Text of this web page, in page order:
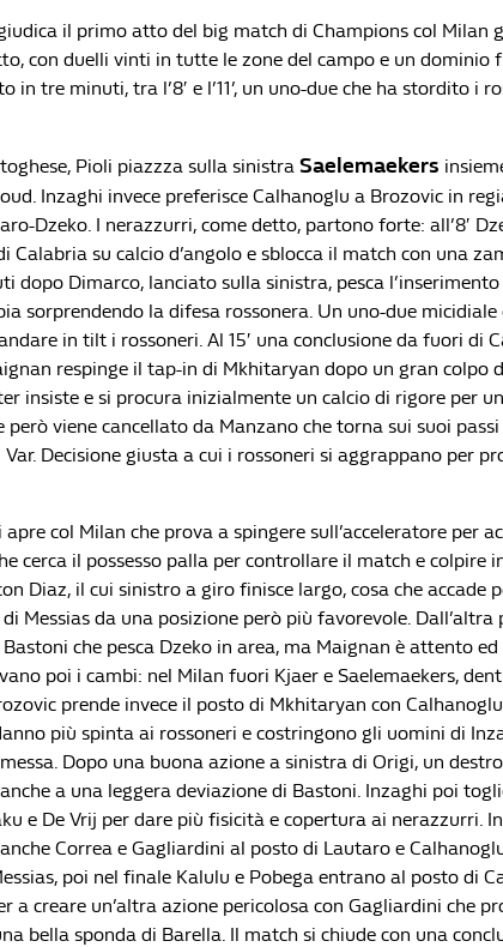
il primo atto del big match di Champions col Milan
con duelli vinti in tutte le zone del campo e un dominio
in tre minuti, tra l’8′ e l’11’, un uno-due che ha stordito i
Pioli piazzza sulla sinistra Saelemaekers
Inzaghi invece preferisce Calhanoglu a Brozovic in
Dzeko. I nerazzurri, come detto, partono forte: all’8′
Calabria su calcio d’angolo e sblocca il match con una
dopo Dimarco, lanciato sulla sinistra, pesca
sorprendendo la difesa rossonera. Un uno-due micidiale
in tilt i rossoneri. Al 15′ una conclusione da fuori di
respinge il tap-in di Mkhitaryan dopo un gran colpo
insiste e si procura inizialmente un calcio di rigore per
però viene cancellato da Manzano che torna sui suoi
Decisione giusta a cui i rossoneri si aggrappano per
apre col Milan che prova a spingere sull’acceleratore per
cerca il possesso palla per controllare il match e colpire
Diaz, il cui sinistro a giro finisce largo, cosa che accade
Messias da una posizione però più favorevole. Dall’altra
che pesca Dzeko in area, ma Maignan è attento
poi i cambi: nel Milan fuori Kjaer e Saelemaekers,
prende invece il posto di Mkhitaryan con
più spinta ai rossoneri e costringono gli uomini di
Dopo una buona azione a sinistra di Origi, un
a una leggera deviazione di Bastoni. Inzaghi poi
e De Vrij per dare più fisicità e copertura ai nerazzurri.
Correa e Gagliardini al posto di Lautaro e
poi nel finale Kalulu e Pobega entrano al posto di
a creare un’altra azione pericolosa con Gagliardini che
bella sponda di Barella. Il match si chiude con una